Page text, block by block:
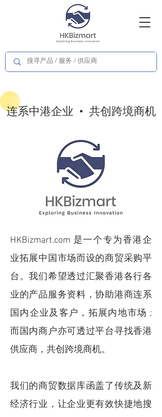
连系中港企业 • 共创跨境商机
HKBizmart.com 是一个专为香港企
业拓展中国市场而设的商贸采购平
台。我们希望透过汇聚香港各行各
业的产品服务资料，协助港商连系
国内企业及客户，拓展内地市场 ;
而国内商户亦可透过平台寻找香港
供应商，共创跨境商机。
我们的商贸数据库函盖了传统及新
经济行业，让企业更有效快捷地搜